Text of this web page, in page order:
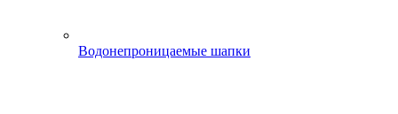
Водонепроницаемые шапки